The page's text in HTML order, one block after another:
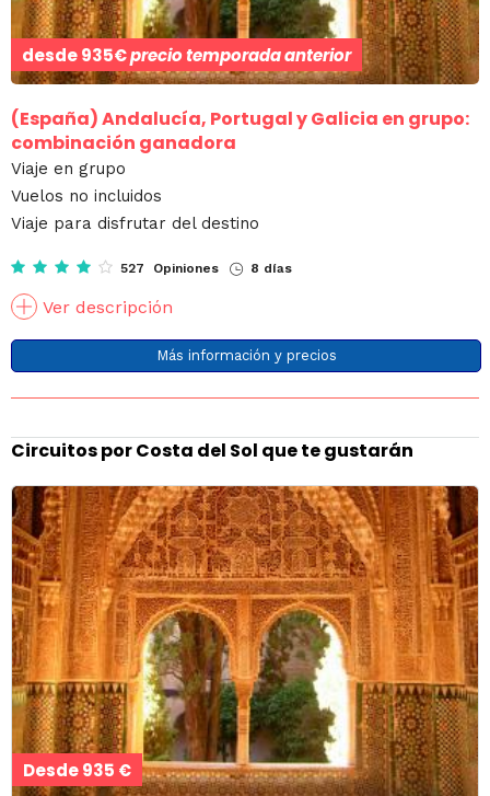
desde935€precio temporada anterior
(España)Andalucía, Portugal y Galicia en grupo:
combinación ganadora
Viaje en grupo
Vuelos no incluidos
Viaje para disfrutar del destino
527 Opiniones 8 días
Ver descripción
Más información y precios
Circuitos por Costa del Sol que te gustarán
Desde 935 €